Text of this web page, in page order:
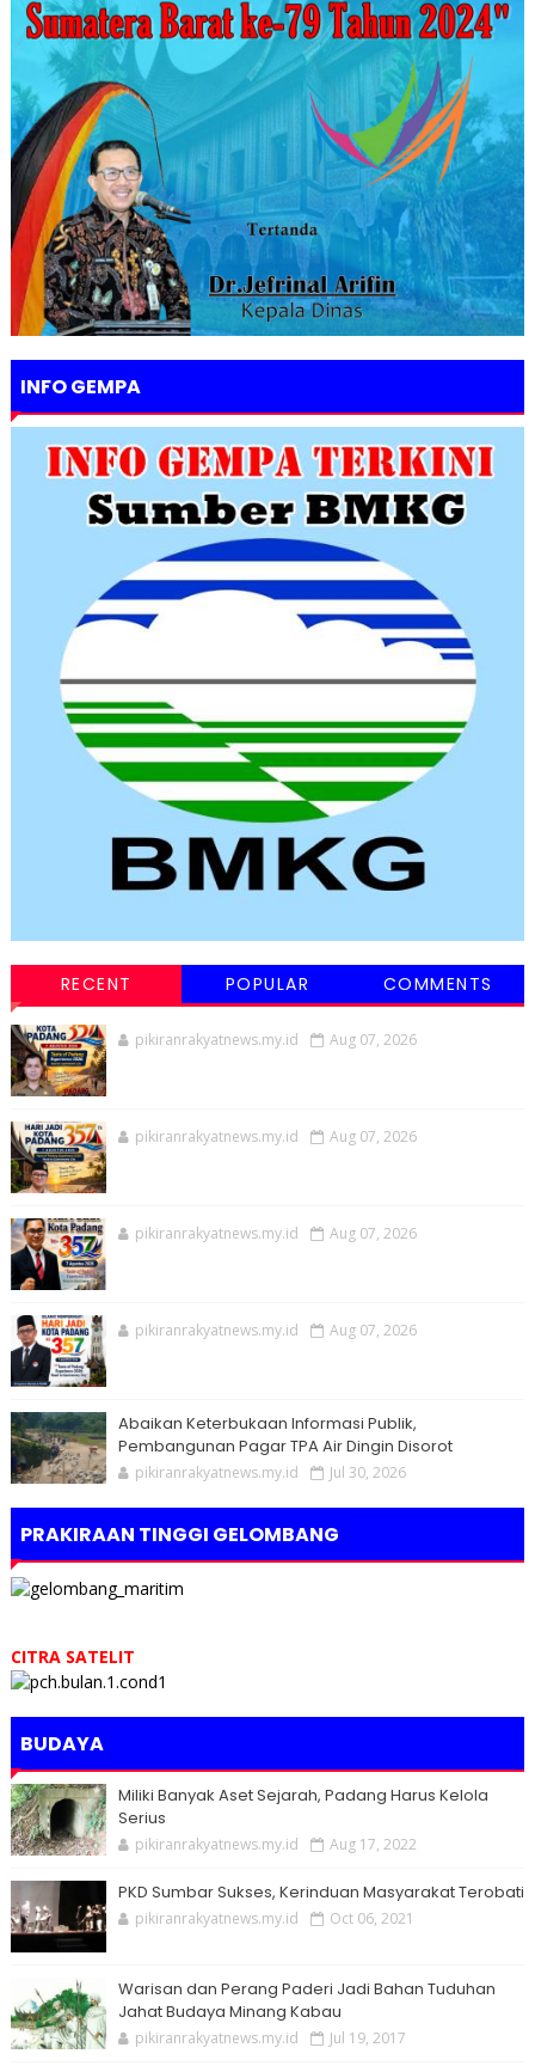
INFO GEMPA
RECENT POPULAR COMMENTS
pikiranrakyatnews.my.id Aug 07, 2026
pikiranrakyatnews.my.id Aug 07, 2026
pikiranrakyatnews.my.id Aug 07, 2026
pikiranrakyatnews.my.id Aug 07, 2026
Abaikan Keterbukaan Informasi Publik,
Pembangunan Pagar TPA Air Dingin Disorot
pikiranrakyatnews.my.id Jul 30, 2026
PRAKIRAAN TINGGI GELOMBANG
CITRA SATELIT
BUDAYA
Miliki Banyak Aset Sejarah, Padang Harus Kelola
Serius
pikiranrakyatnews.my.id Aug 17, 2022
PKD Sumbar Sukses, Kerinduan Masyarakat Terobati
pikiranrakyatnews.my.id Oct 06, 2021
Warisan dan Perang Paderi Jadi Bahan Tuduhan
Jahat Budaya Minang Kabau
pikiranrakyatnews.my.id Jul 19, 2017